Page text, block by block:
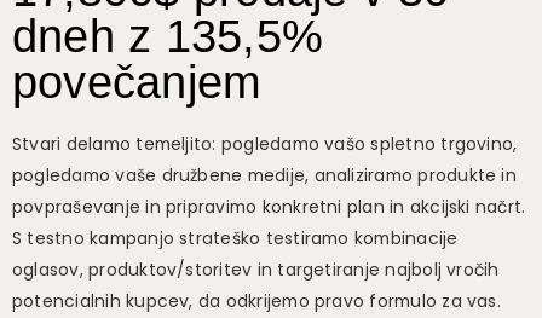
dneh z 135,5%
povečanjem
Stvari delamo temeljito: pogledamo vašo spletno trgovino,
pogledamo vaše družbene medije, analiziramo produkte in
povpraševanje in pripravimo konkretni plan in akcijski načrt.
S testno kampanjo strateško testiramo kombinacije
oglasov, produktov/storitev in targetiranje najbolj vročih
potencialnih kupcev, da odkrijemo pravo formulo za vas.